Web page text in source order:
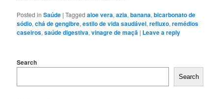
Posted in Saúde |Tagged aloe vera,azia,banana,bicarbonato de
sódio,chá de gengibre,estilo de vida saudável,refluxo,remédios
caseiros,saúde digestiva,vinagre de maçã | Leave a reply
Search
Search